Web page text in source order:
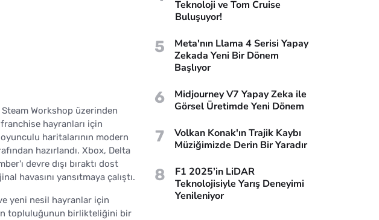
Steam Workshop üzerinden
hayranları için
haritalarının modern
hazırlandı. Xbox, Delta
devre dışı bıraktı dost
havasını yansıtmaya çalıştı.
yeni nesil hayranlar için
topluluğunun birlikteliğini bir
Teknoloji ve Tom Cruise
Buluşuyor!
5
Meta'nın Llama 4 Serisi Yapay
Zekada Yeni Bir Dönem
Başlıyor
6
Midjourney V7 Yapay Zeka ile
Görsel Üretimde Yeni Dönem
7
Volkan Konak'ın Trajik Kaybı
Müziğimizde Derin Bir Yaradır
8
F1 2025’in LiDAR
Teknolojisiyle Yarış Deneyimi
Yenileniyor